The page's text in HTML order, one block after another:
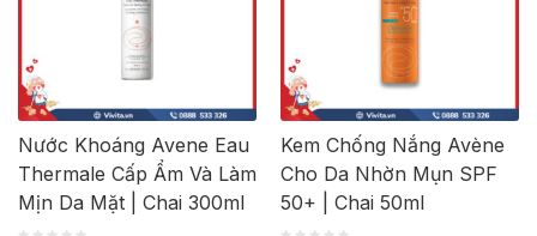
Nước Khoáng Avene Eau
Thermale Cấp Ẩm Và Làm
Mịn Da Mặt | Chai 300ml
Kem Chống Nắng Avène
Cho Da Nhờn Mụn SPF
50+ | Chai 50ml